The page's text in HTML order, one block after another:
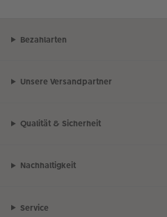
Bezahlarten
Unsere Versandpartner
Qualität & Sicherheit
Nachhaltigkeit
Service